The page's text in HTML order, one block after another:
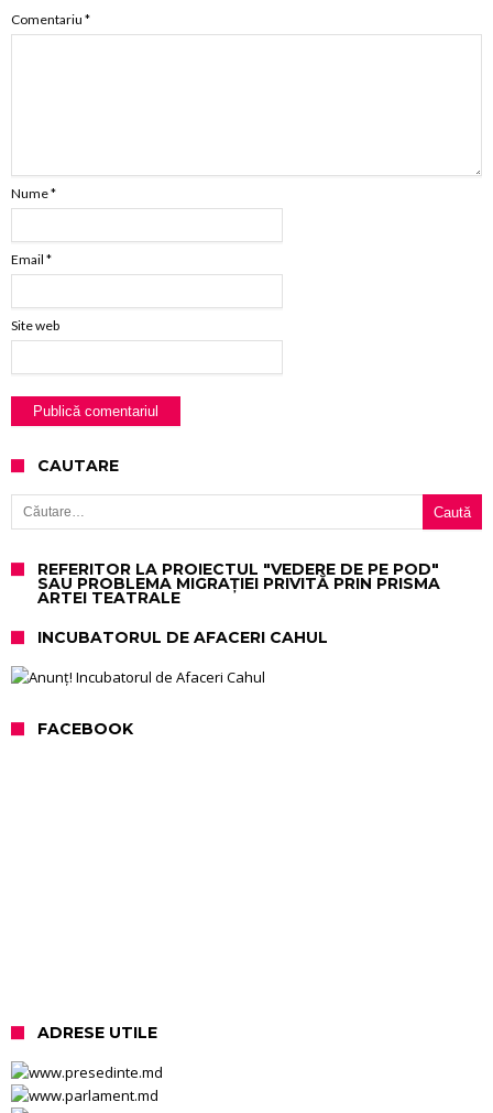
Comentariu *
Nume*
Email *
Site web
CAUTARE
Caută după:
REFERITOR LA PROIECTUL "VEDERE DE PE POD"
SAU PROBLEMA MIGRAȚIEI PRIVITĂ PRIN PRISMA
ARTEI TEATRALE
INCUBATORUL DE AFACERI CAHUL
FACEBOOK
ADRESE UTILE